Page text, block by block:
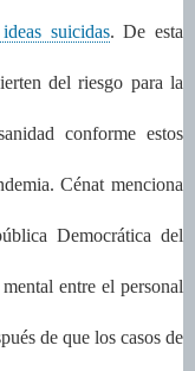
suicidas. De esta
del riesgo para la
conforme estos
Cénat menciona
Democrática del
entre el personal
de que los casos de